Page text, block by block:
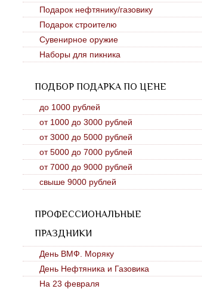
Подарок нефтянику/газовику
Подарок строителю
Сувенирное оружие
Наборы для пикника
ПОДБОР ПОДАРКА ПО ЦЕНЕ
до 1000 рублей
от 1000 до 3000 рублей
от 3000 до 5000 рублей
от 5000 до 7000 рублей
от 7000 до 9000 рублей
свыше 9000 рублей
ПРОФЕССИОНАЛЬНЫЕ
ПРАЗДНИКИ
День ВМФ. Моряку
День Нефтяника и Газовика
На 23 февраля